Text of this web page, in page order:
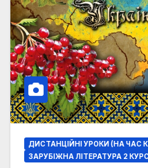
ДИСТАНЦІЙНІ УРОКИ (НА ЧАС
ЗАРУБІЖНА ЛІТЕРАТУРА 2 КУРС